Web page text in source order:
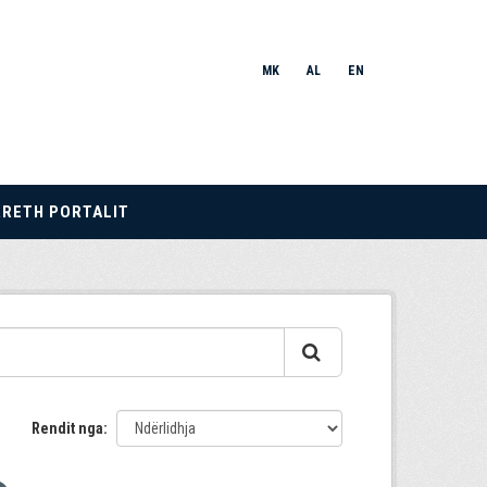
MK AL EN
PORTALIT
Rendit nga